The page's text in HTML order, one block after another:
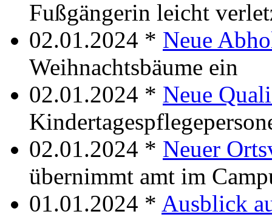
Fußgängerin leicht
02.01.2024 * Neue
Weihnachtsbäume ein
02.01.2024 * Neue
02.01.2024 * Neuer
übernimmt amt im
01.01.2024 * Ausblick